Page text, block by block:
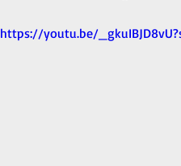
https://youtu.be/